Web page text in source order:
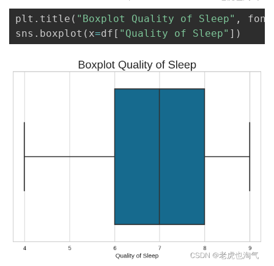
plt . title ( "Boxplot Quality of Sleep" ,
sns . boxplot ( x=df [ "Quality of Sleep" ] )